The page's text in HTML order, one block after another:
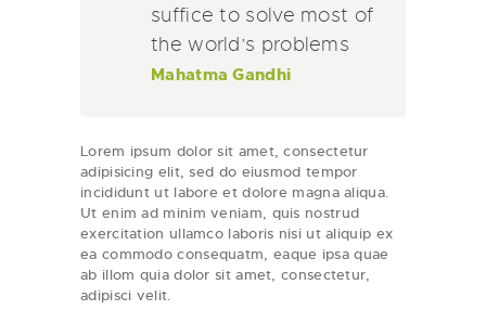
suffice to solve most of
the world’s problems
Mahatma Gandhi
Lorem ipsum dolor sit amet, consectetur
adipisicing elit, sed do eiusmod tempor
incididunt ut labore et dolore magna aliqua.
Ut enim ad minim veniam, quis nostrud
exercitation ullamco laboris nisi ut aliquip ex
ea commodo consequatm, eaque ipsa quae
ab illom quia dolor sit amet, consectetur,
adipisci velit.